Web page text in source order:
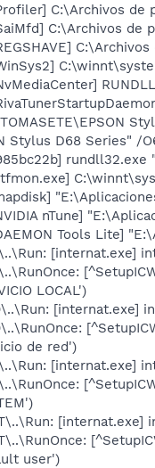
C:\Archivos
C:\Archivos de
C:\Archivos
Stylus D68 Series" /
nTune]
Tools Lite]
[internat.exe]
LOCAL')
[internat.exe]
de red')
[internat.exe]
user')